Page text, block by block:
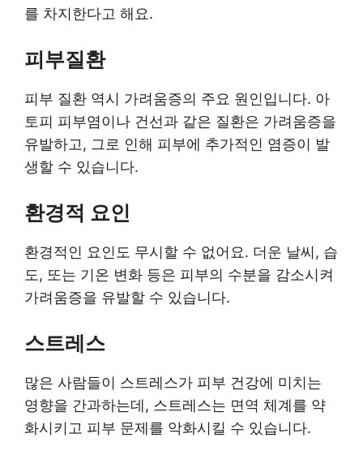
를 차지한다고 해요.
피부질환
피부 질환 역시 가려움증의 주요 원인입니다. 아
토피 피부염이나 건선과 같은 질환은 가려움증을
유발하고, 그로 인해 피부에 추가적인 염증이 발
생할 수 있습니다.
환경적 요인
환경적인 요인도 무시할 수 없어요. 더운 날씨, 습
도, 또는 기온 변화 등은 피부의 수분을 감소시켜
가려움증을 유발할 수 있습니다.
스트레스
많은 사람들이 스트레스가 피부 건강에 미치는
영향을 간과하는데, 스트레스는 면역 체계를 약
화시키고 피부 문제를 악화시킬 수 있습니다.